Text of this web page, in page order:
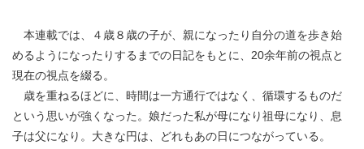
本連載では、４歳８歳の子が、親になったり自分の道を歩き始
めるようになったりするまでの日記をもとに、20余年前の視点と
現在の視点を綴る。
歳を重ねるほどに、時間は一方通行ではなく、循環するものだ
という思いが強くなった。娘だった私が母になり祖母になり、息
子は父になり。大きな円は、どれもあの日につながっている。